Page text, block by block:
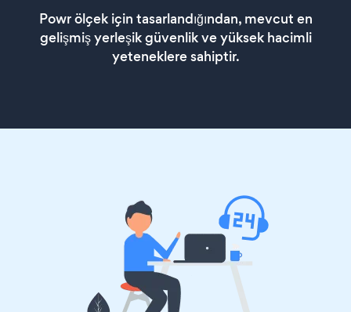
Powr ölçek için tasarlandığından, mevcut en
gelişmiş yerleşik güvenlik ve yüksek hacimli
yeteneklere sahiptir.